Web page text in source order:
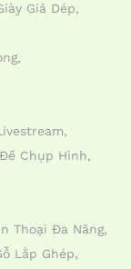
Giả Dép
Chụp Hình
Thoại Đa Năng
Lắp Ghép